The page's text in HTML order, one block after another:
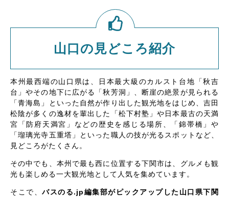
山口の見どころ紹介
本州最西端の山口県は、日本最大級のカルスト台地「秋吉
台」やその地下に広がる「秋芳洞」、断崖の絶景が見られる
「青海島」といった自然が作り出した観光地をはじめ、吉田
松陰が多くの逸材を輩出した「松下村塾」や日本最古の天満
宮「防府天満宮」などの歴史を感じる場所、「錦帯橋」や
「瑠璃光寺五重塔」といった職人の技が光るスポットなど、
見どころがたくさん。
その中でも、本州で最も西に位置する下関市は、グルメも観
光も楽しめる一大観光地として人気を集めています。
そこで、バスのる.jp編集部がピックアップした山口県下関